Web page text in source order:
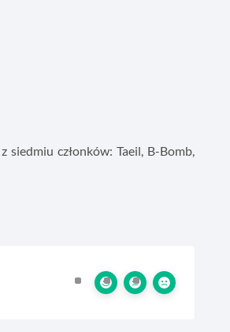
siedmiu członków: Taeil, B-Bomb,